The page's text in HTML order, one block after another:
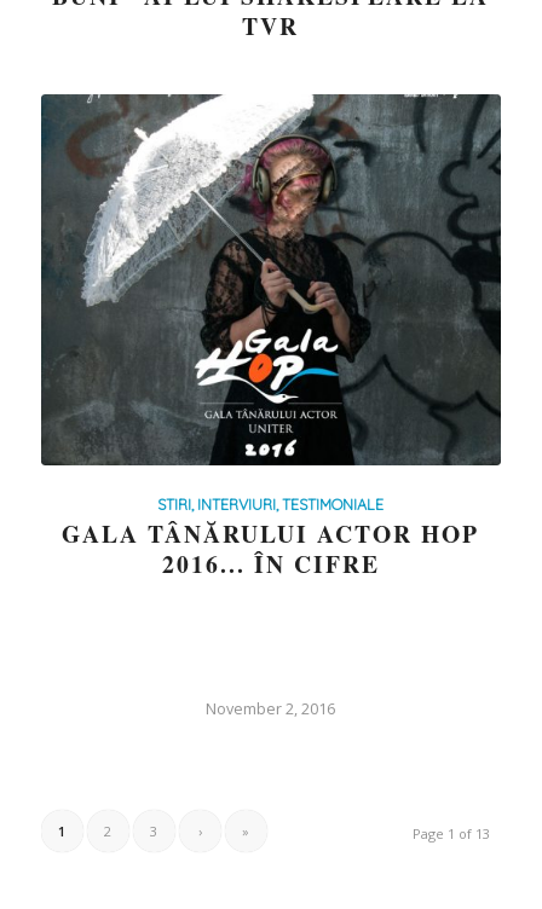
TVR
STIRI, INTERVIURI, TESTIMONIALE
GALA TÂNĂRULUI ACTOR HOP
2016... ÎN CIFRE
November 2, 2016
Page 1 of 13
1 2 3 › »